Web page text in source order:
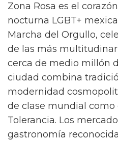
Zona Rosa es el
nocturna LGBT+
Marcha del Orgullo,
de las más
cerca de medio millón
ciudad combina
modernidad
de clase mundial como
Tolerancia. Los
gastronomía